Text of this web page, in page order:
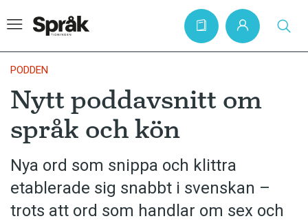
Hem
Artiklar
Krönikor
Språkfrågor
Skrivtips
PODDEN
Nytt poddavsnitt om
språk och kön
Nya ord som snippa och klittra
etablerade sig snabbt i svenskan –
trots att ord som handlar om sex och